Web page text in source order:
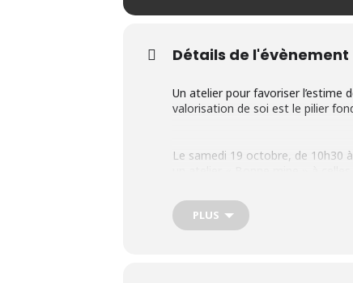
Détails de l'évènement
Un atelier pour favoriser l’estime
valorisation de soi est le pilier
Le samedi 19 octobre, de 10h30
photo instantanée avant et
Prioritaire, avec la Ville de
PLUS